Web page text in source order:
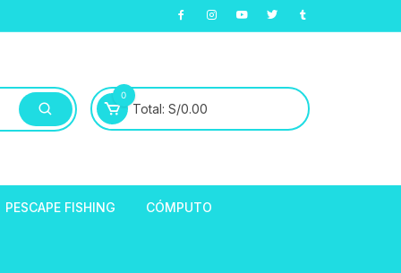
0
Total: S/0.00
PESCAPE FISHING CÓMPUTO